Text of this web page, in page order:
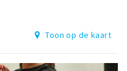
Toon op de kaart